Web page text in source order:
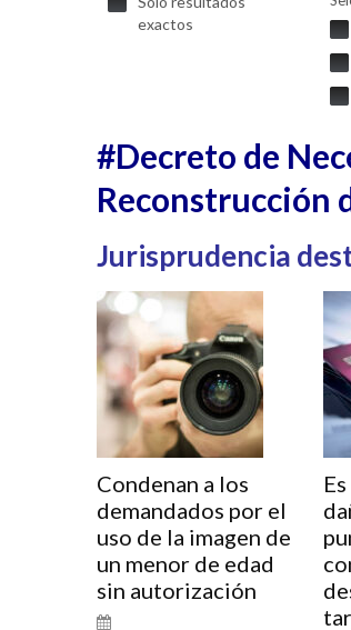
exactos
#Decreto de
Reconstrucción
Jurisprudencia
Condenan a los
demandados por el
uso de la imagen de
un menor de edad
sin autorización